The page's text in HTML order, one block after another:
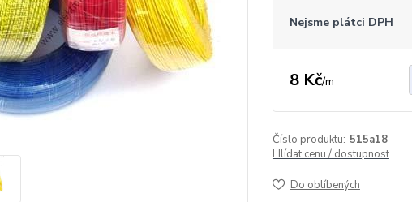
Nejsme plátci DPH
8 Kč/m
Číslo produktu: 515a18
Hlídat cenu / dostupnost
Do oblíbených